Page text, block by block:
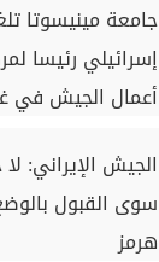
جامعة مينيسوتا
إسرائيلي رئيسا
أعمال الجيش في
الجيش الإيراني: لا
سوى القبول
هرمز